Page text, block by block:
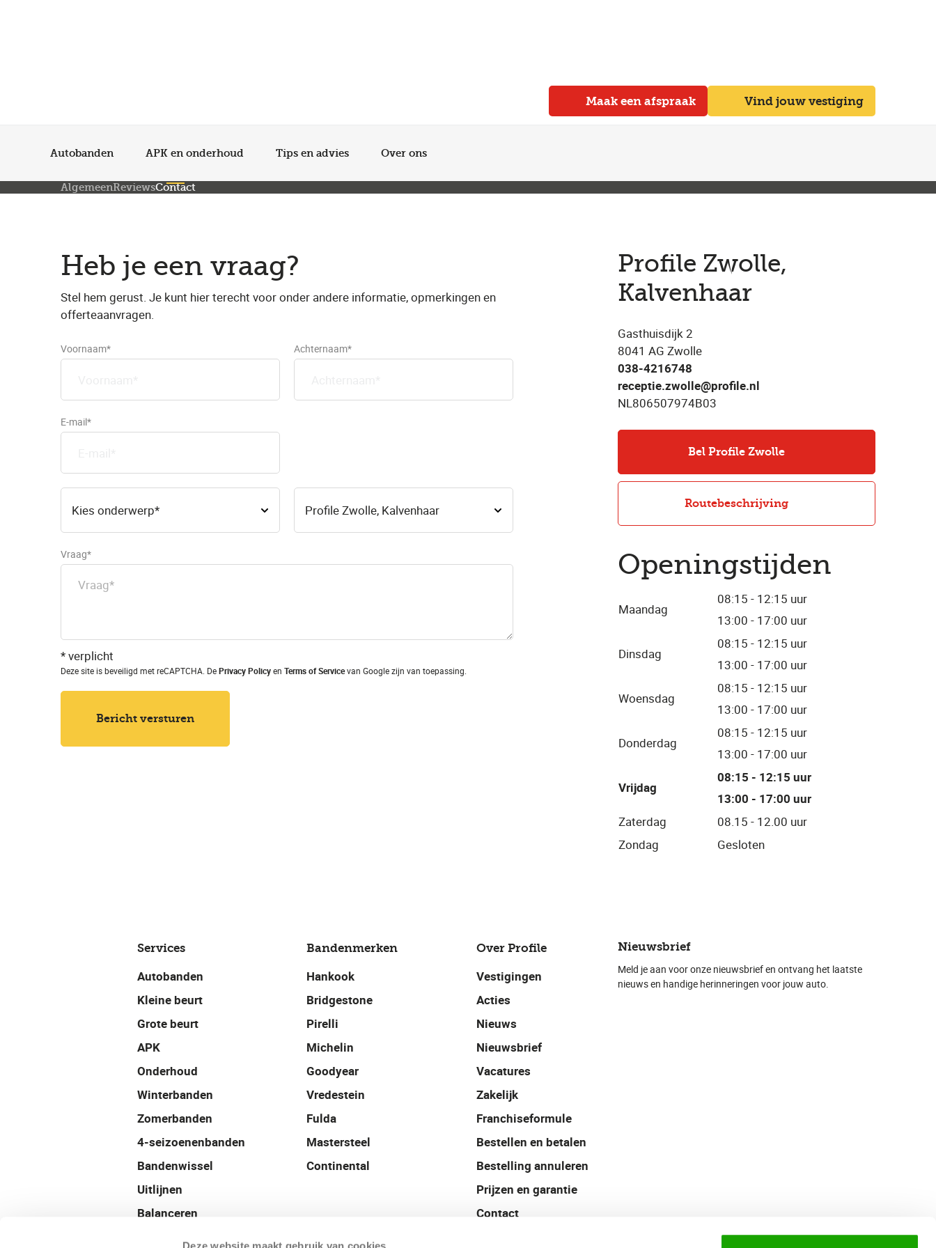
Deze website maakt gebruik van cookies
Maak een afspraak Vind jouw vestiging
Autobanden APK en onderhoud Tips en advies Over ons
AlgemeenReviewsContact
Heb je een vraag?
Stel hem gerust. Je kunt hier terecht voor onder andere informatie, opmerkingen en
offerteaanvragen.
Voornaam* Achternaam*
E-mail*
Vraag*
* verplicht
Deze site is beveiligd met reCAPTCHA. DePrivacy Policyen Terms of Servicevan Google zijn van toepassing.
Bericht versturen
Profile Zwolle,
Kalvenhaar
Gasthuisdijk 2
8041 AG Zwolle
038-4216748
receptie.zwolle@profile.nl
NL806507974B03
Bel Profile Zwolle
Routebeschrijving
Openingstijden
Maandag
08:15 - 12:15 uur
13:00 - 17:00 uur
Dinsdag
08:15 - 12:15 uur
13:00 - 17:00 uur
Woensdag
08:15 - 12:15 uur
13:00 - 17:00 uur
Donderdag
08:15 - 12:15 uur
13:00 - 17:00 uur
Vrijdag
08:15 - 12:15 uur
13:00 - 17:00 uur
Zaterdag
08.15 - 12.00 uur
Zondag
Gesloten
Services
Autobanden
Kleine beurt
Grote beurt
APK
Onderhoud
Winterbanden
Zomerbanden
4-seizoenenbanden
Bandenwissel
Uitlijnen
Balanceren
Bandenmerken
Hankook
Bridgestone
Pirelli
Michelin
Goodyear
Vredestein
Fulda
Mastersteel
Continental
Over Profile
Vestigingen
Acties
Nieuws
Nieuwsbrief
Vacatures
Zakelijk
Franchiseformule
Bestellen en betalen
Bestelling annuleren
Prijzen en garantie
Contact
Nieuwsbrief
Meld je aan voor onze nieuwsbrief en ontvang het laatste
nieuws en handige herinneringen voor jouw auto.